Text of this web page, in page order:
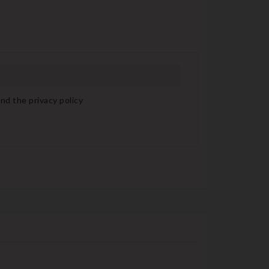
the privacy policy